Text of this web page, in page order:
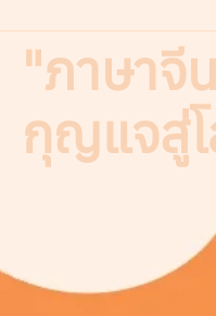
"ภาษาจี
กุญแจสู่